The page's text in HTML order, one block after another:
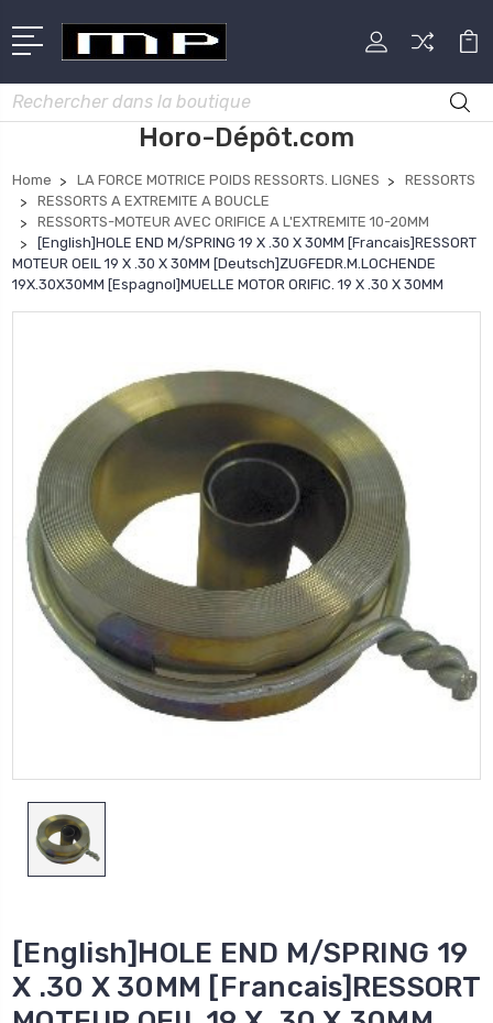
Rechercher
Horo-Dépôt.com
Home LA FORCE MOTRICE POIDS RESSORTS. LIGNES
RESSORTS
RESSORTS A EXTREMITE A BOUCLE
RESSORTS-MOTEUR AVEC ORIFICE A L'EXTREMITE 10-20MM
[English]HOLE END M/SPRING 19 X .30 X 30MM [Francais]RESSORT
MOTEUR OEIL 19 X .30 X 30MM [Deutsch]ZUGFEDR.M.LOCHENDE
19X.30X30MM [Espagnol]MUELLE MOTOR ORIFIC. 19 X .30 X 30MM
[English]HOLE END M/SPRING 19
X .30 X 30MM [Francais]RESSORT